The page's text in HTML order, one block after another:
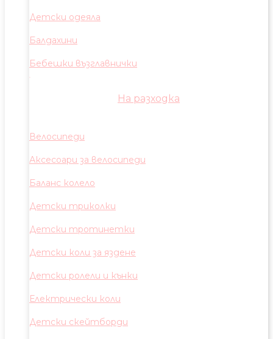
Детски одеяла
Балдахини
Бебешки възглавнички
На разходка
Велосипеди
Аксесоари за велосипеди
Баланс колело
Детски триколки
Детски тротинетки
Детски коли за яздене
Детски ролели и кънки
Електрически коли
Детски скейтборди